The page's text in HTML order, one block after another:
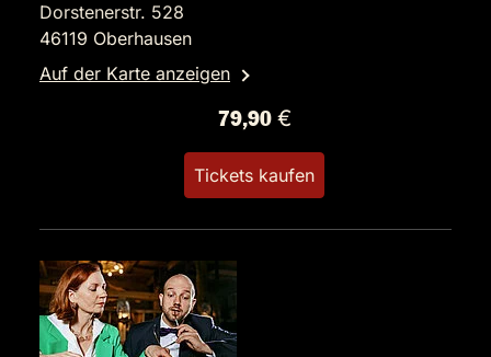
Dorstenerstr. 528
46119 Oberhausen
Auf der Karte anzeigen
79,90 €
Tickets kaufen